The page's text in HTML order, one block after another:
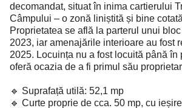
decomandat, situat în inima cartierului
Câmpului – o zonă liniștită și bine
Proprietatea se află la parterul unui
2023, iar amenajările interioare au fost
2025. Locuința nu a fost locuită până în
oferă ocazia de a fi primul său
🔹 Suprafață utilă: 52,1 mp
🔹 Curte proprie de cca. 50 mp, cu